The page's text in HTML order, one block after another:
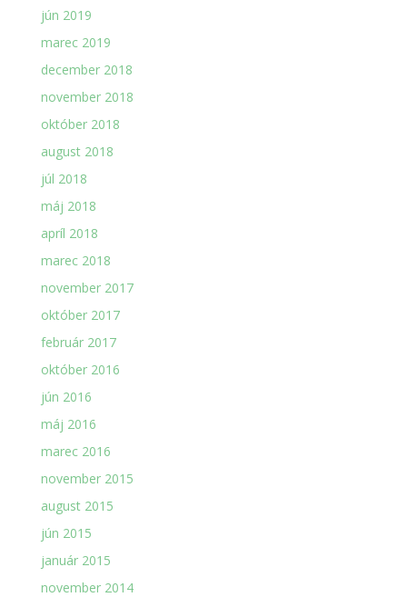
jún 2019
marec 2019
december 2018
november 2018
október 2018
august 2018
júl 2018
máj 2018
apríl 2018
marec 2018
november 2017
október 2017
február 2017
október 2016
jún 2016
máj 2016
marec 2016
november 2015
august 2015
jún 2015
január 2015
november 2014